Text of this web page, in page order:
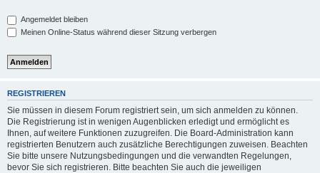
Angemeldet bleiben
Meinen Online-Status während dieser Sitzung verbergen
REGISTRIEREN
Sie müssen in diesem Forum registriert sein, um sich anmelden zu können.
Die Registrierung ist in wenigen Augenblicken erledigt und ermöglicht es
Ihnen, auf weitere Funktionen zuzugreifen. Die Board-Administration kann
registrierten Benutzern auch zusätzliche Berechtigungen zuweisen. Beachten
Sie bitte unsere Nutzungsbedingungen und die verwandten Regelungen,
bevor Sie sich registrieren. Bitte beachten Sie auch die jeweiligen